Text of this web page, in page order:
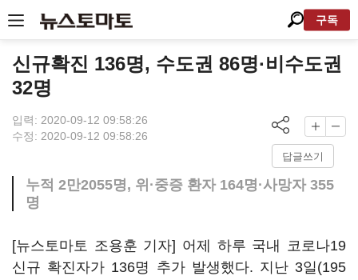
구독
신규확진 136명, 수도권 86명·비수도권
32명
입력: 2020-09-12 09:58:26
수정: 2020-09-12 09:58:26
답글쓰기
누적 2만2055명, 위·중증 환자 164명·사망자 355
명
[뉴스토마토 조용훈 기자] 어제 하루 국내 코로나19
신규 확진자가 136명 추가 발생했다. 지난 3일(195